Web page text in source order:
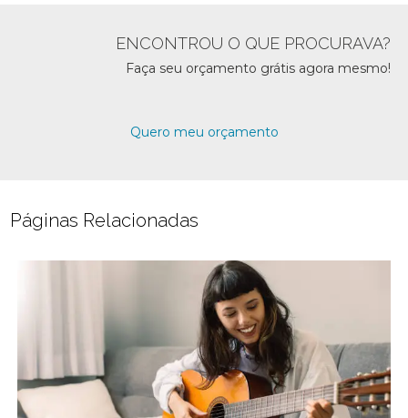
ENCONTROU O QUE PROCURAVA?
Faça seu orçamento grátis agora mesmo!
Quero meu orçamento
Páginas Relacionadas